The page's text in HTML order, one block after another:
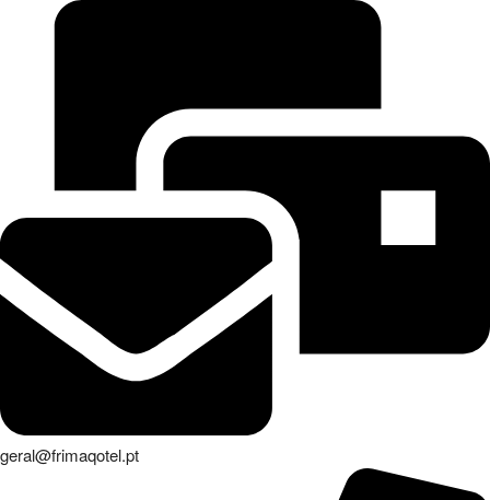
geral@frimaqotel.pt